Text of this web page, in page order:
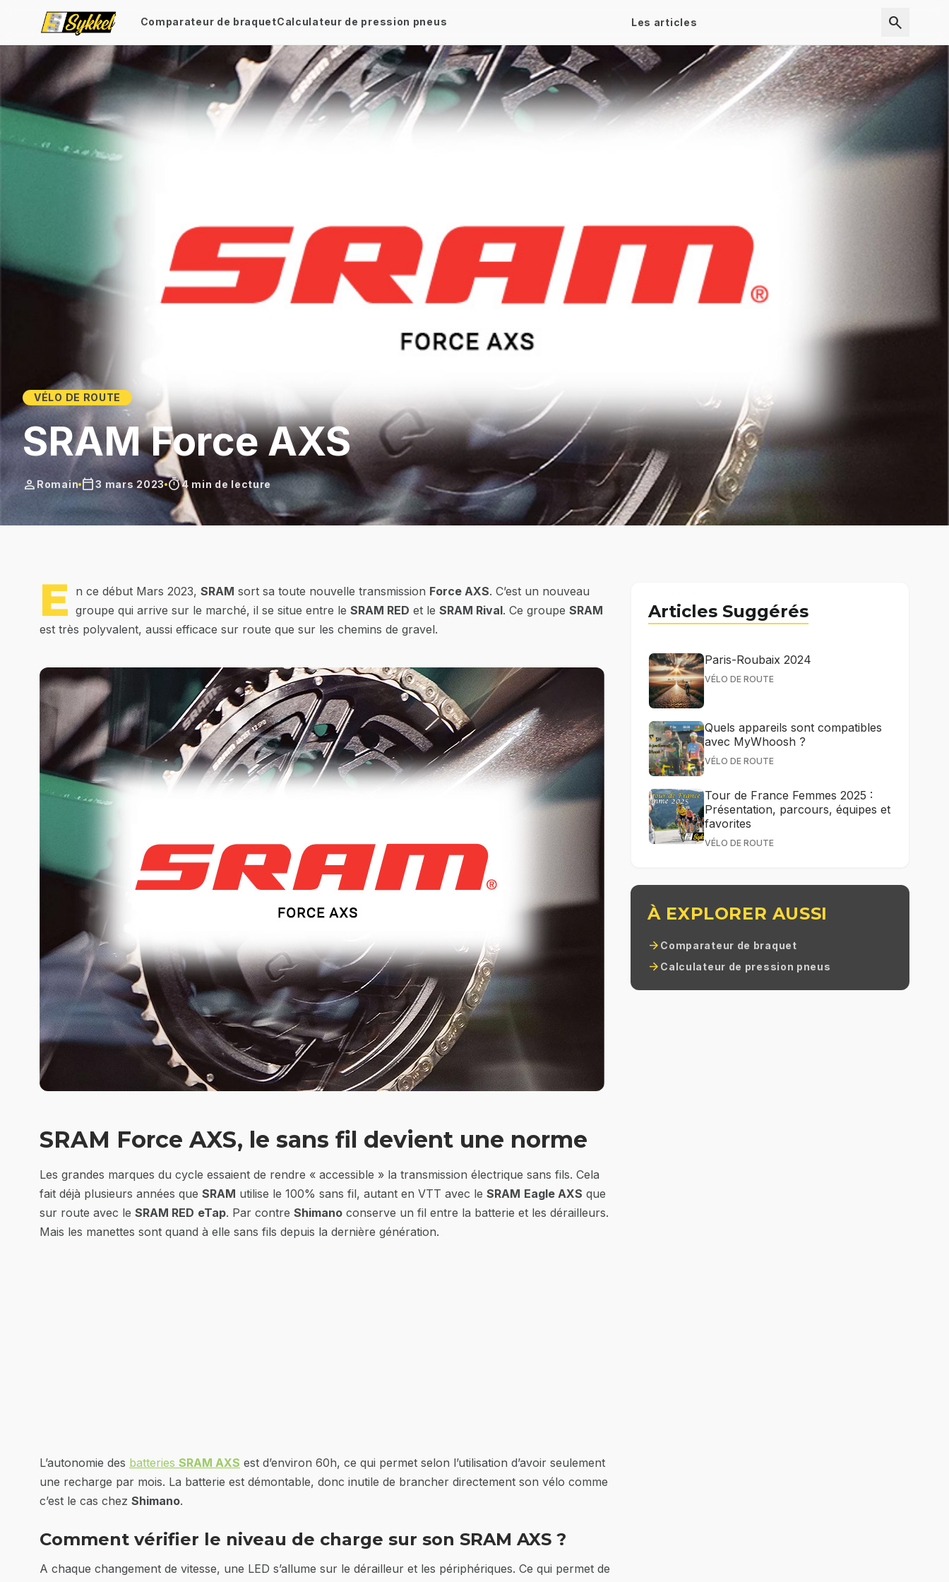
Comparateur de braquetCalculateur de pression pneus Les articles search
VÉLO DE ROUTE
SRAM Force AXS
person Romain calendar_today3 mars 2023 timer4 min de lecture
E n ce début Mars 2023, SRAM sort sa toute nouvelle transmission Force AXS. C’est un nouveau
groupe qui arrive sur le marché, il se situe entre le SRAM RED et le SRAM Rival. Ce groupe SRAM
est très polyvalent, aussi efficace sur route que sur les chemins de gravel.
SRAM Force AXS, le sans fil devient une norme
Les grandes marques du cycle essaient de rendre « accessible » la transmission électrique sans fils. Cela
fait déjà plusieurs années que SRAM utilise le 100% sans fil, autant en VTT avec le SRAM Eagle AXS que
sur route avec le SRAM RED eTap. Par contre Shimano conserve un fil entre la batterie et les dérailleurs.
Mais les manettes sont quand à elle sans fils depuis la dernière génération.
L’autonomie des batteries SRAM AXS est d’environ 60h, ce qui permet selon l’utilisation d’avoir seulement
une recharge par mois. La batterie est démontable, donc inutile de brancher directement son vélo comme
c’est le cas chez Shimano.
Comment vérifier le niveau de charge sur son SRAM AXS ?
A chaque changement de vitesse, une LED s’allume sur le dérailleur et les périphériques. Ce qui permet de
Articles Suggérés
Paris-Roubaix 2024
VÉLO DE ROUTE
Quels appareils sont compatibles
avec MyWhoosh ?
VÉLO DE ROUTE
Tour de France Femmes 2025 :
Présentation, parcours, équipes et
favorites
VÉLO DE ROUTE
À EXPLORER AUSSI
arrow_forward Comparateur de braquet
arrow_forward Calculateur de pression pneus